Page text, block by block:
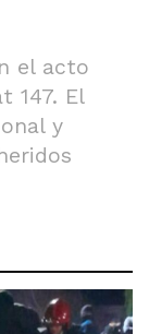
el acto
147. El
y